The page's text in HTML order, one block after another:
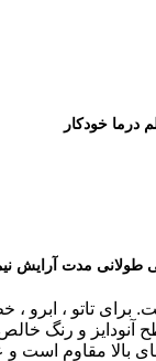
درما خودکار
برای تاتو ،
و رنگ
بالا مقاوم است و